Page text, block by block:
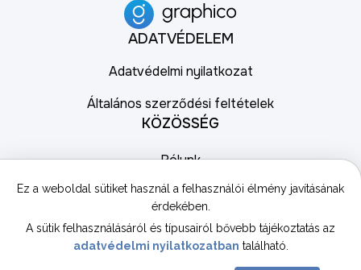
ADATVÉDELEM
Adatvédelmi nyilatkozat
Általános szerződési feltételek
KÖZÖSSÉG
Rólunk
Kapcsolati űrlap
ELÉRHETŐSÉG
hello@graphico.hu
Ez a weboldal sütiket használ a felhasználói élmény javításának
érdekében.
A sütik felhasználásáról és típusairól bővebb tájékoztatás az
adatvédelmi nyilatkozatban található.